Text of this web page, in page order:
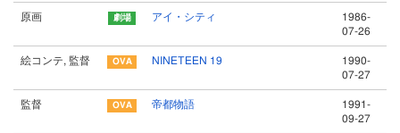
原画 アイ・シティ
1986-
07-26
絵コンテ, 監督 NINETEEN 19
1990-
07-27
監督 帝都物語
1991-
09-27